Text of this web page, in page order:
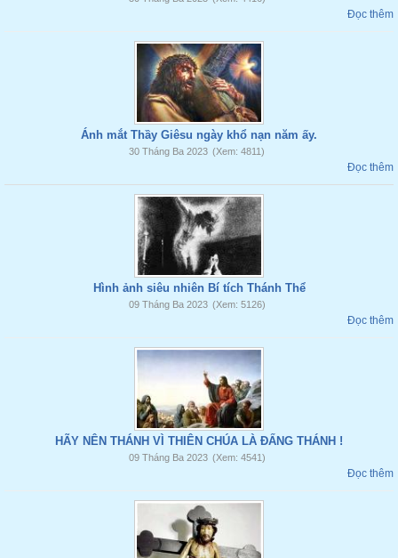
Đọc thêm
Ánh mắt Thầy Giêsu ngày khổ nạn năm ấy.
30 Tháng Ba 2023 (Xem: 4811)
Đọc thêm
Hình ảnh siêu nhiên Bí tích Thánh Thể
09 Tháng Ba 2023 (Xem: 5126)
Đọc thêm
HÃY NÊN THÁNH VÌ THIÊN CHÚA LÀ ĐẤNG THÁNH !
09 Tháng Ba 2023 (Xem: 4541)
Đọc thêm